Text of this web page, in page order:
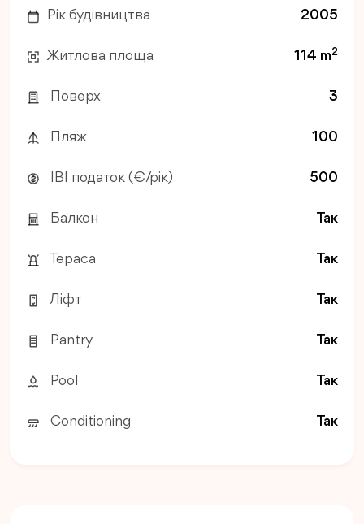
Рік будівництва 2005
Житлова площа 114 m2
Поверх 3
Пляж 100
IBI податок (€/рік) 500
Балкон Так
Тераса Так
Ліфт Так
Pantry Так
Pool Так
Conditioning Так